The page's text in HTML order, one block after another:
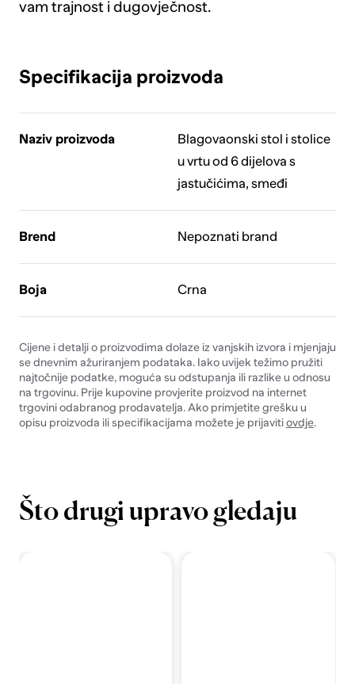
vam trajnost i dugovječnost.
Specifikacija proizvoda
Naziv proizvoda
Blagovaonski stol i stolice
u vrtu od 6 dijelova s
jastučićima, smeđi
Brend Nepoznati brand
Boja Crna
Cijene i detalji o proizvodima dolaze iz vanjskih izvora i mjenjaju
se dnevnim ažuriranjem podataka. Iako uvijek težimo pružiti
najtočnije podatke, moguća su odstupanja ili razlike u odnosu
na trgovinu. Prije kupovine provjerite proizvod na internet
trgovini odabranog prodavatelja. Ako primjetite grešku u
opisu proizvoda ili specifikacijama možete je prijavitiovdje.
Što drugi upravo gledaju